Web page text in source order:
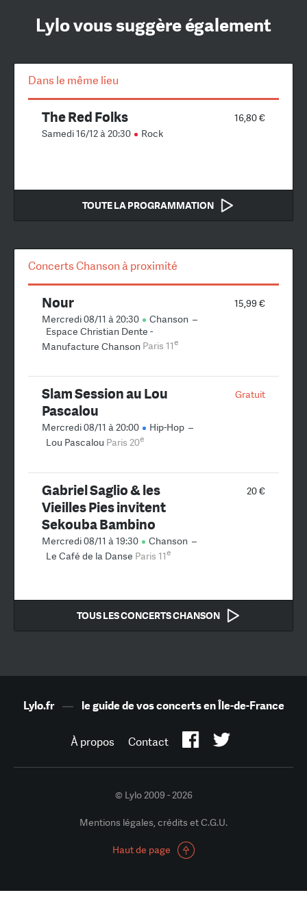
Lylo vous suggère également
Dans le même lieu
16,80 €
The Red Folks
Samedi 16/12 à 20:30 Rock
TOUTE LA PROGRAMMATION
Concerts Chanson à proximité
15,99 €
Nour
Mercredi 08/11 à 20:30 Chanson –
Espace Christian Dente -
Manufacture Chanson Paris 11e
Gratuit
Slam Session au Lou
Pascalou
Mercredi 08/11 à 20:00 Hip-Hop –
Lou Pascalou Paris 20e
20 €
Gabriel Saglio & les
Vieilles Pies invitent
Sekouba Bambino
Mercredi 08/11 à 19:30 Chanson –
Le Café de la Danse Paris 11e
TOUS LES CONCERTS CHANSON
Lylo.fr— le guide de vos concerts en Île-de-France
À propos Contact
© Lylo 2009 - 2026
Mentions légales, crédits et C.G.U.
Haut de page